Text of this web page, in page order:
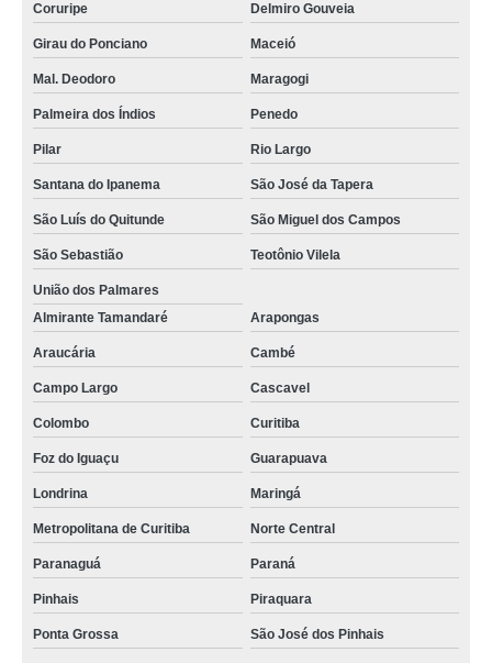
Coruripe Delmiro Gouveia
Girau do Ponciano Maceió
Mal. Deodoro Maragogi
Palmeira dos Índios Penedo
Pilar Rio Largo
Santana do Ipanema São José da Tapera
São Luís do Quitunde São Miguel dos Campos
São Sebastião Teotônio Vilela
União dos Palmares
Almirante Tamandaré
Arapongas
Araucária Cambé
Campo Largo Cascavel
Colombo Curitiba
Foz do Iguaçu Guarapuava
Londrina Maringá
Metropolitana de Curitiba Norte Central
Paranaguá Paraná
Pinhais Piraquara
Ponta Grossa São José dos Pinhais